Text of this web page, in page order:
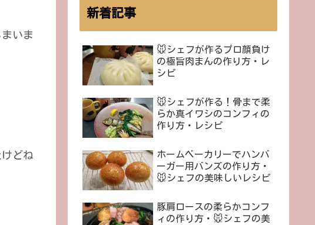
いま
どね
新着記事
🐭シェフが作るプロ顔負け
の極旨肉まんの作り方・レ
シピ
🐭シェフが作る！骨まで柔
らか真イワシのコンフィの
作り方・レシピ
ホームベーカリーでハンバ
ーガー用バンズの作り方・
🐭シェフの美味しいレシピ
豚肩ロースの柔らかコンフ
ィの作り方・🐭シェフの美